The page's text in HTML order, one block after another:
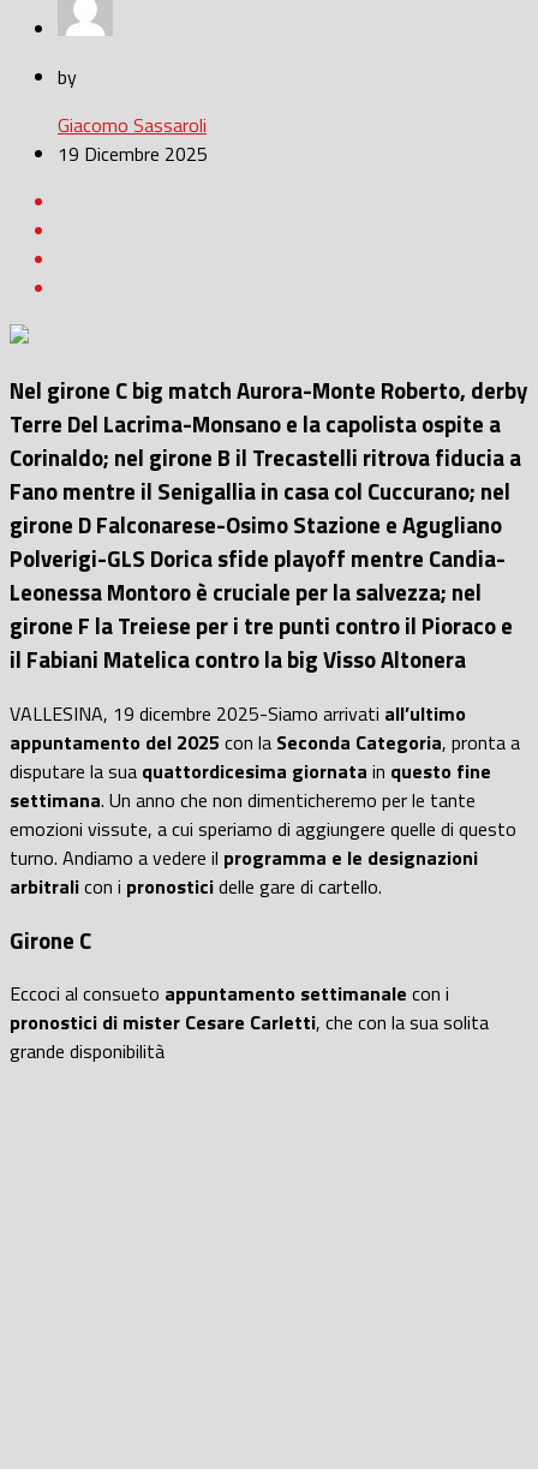
by
Giacomo Sassaroli
19 Dicembre 2025
Nel girone C big match Aurora-Monte Roberto, derby
Terre Del Lacrima-Monsano e la capolista ospite a
Corinaldo; nel girone B il Trecastelli ritrova fiducia a
Fano mentre il Senigallia in casa col Cuccurano; nel
girone D Falconarese-Osimo Stazione e Agugliano
Polverigi-GLS Dorica sfide playoff mentre Candia-
Leonessa Montoro è cruciale per la salvezza; nel
girone F la Treiese per i tre punti contro il Pioraco e
il Fabiani Matelica contro la big Visso Altonera
VALLESINA, 19 dicembre 2025-Siamo arrivati all’ultimo
appuntamento del 2025 con la Seconda Categoria, pronta a
disputare la sua quattordicesima giornata in questo fine
settimana. Un anno che non dimenticheremo per le tante
emozioni vissute, a cui speriamo di aggiungere quelle di questo
turno. Andiamo a vedere il programma e le designazioni
arbitralicon i pronosticidelle gare di cartello.
Girone C
Eccoci al consueto appuntamento settimanale con i
pronostici di mister Cesare Carletti, che con la sua solita
grande disponibilità